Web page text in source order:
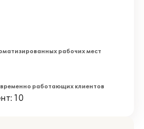
рабочих мест
работающих клиентов
10